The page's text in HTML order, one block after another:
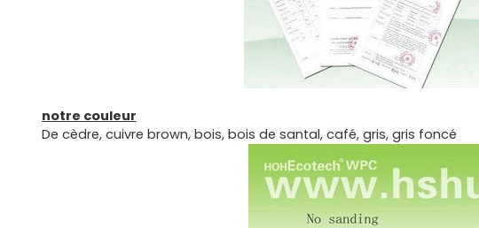
notre couleur
De cèdre, cuivre brown, bois, bois de santal, café, gris, gris foncé